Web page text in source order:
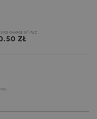
CHARGE M2 /M-C
ZŁ
C